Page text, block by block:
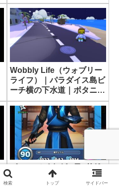
送機関車アンロック方法
Wobbly Life（ウォブリー
ライフ）｜パラダイス島ビ
ーチ横の下水道｜ボタニカ
ル
《エンパズ攻略》星5英雄
データリスト｜コバルト
検索 トップ サイドバー